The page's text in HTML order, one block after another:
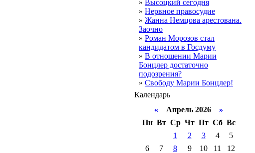
» Высоцкий сегодня
» Нервное правосудие
» Жанна Немцова арестована.
Заочно
» Роман Морозов стал
кандидатом в Госдуму
» В отношении Марии
Бонцлер достаточно
подозрения?
» Свободу Марии Бонцлер!
Календарь
« Апрель 2026 »
Пн Вт Ср Чт Пт Сб Вс
1
2 3 4
5
6
7 8 9 10 11
12